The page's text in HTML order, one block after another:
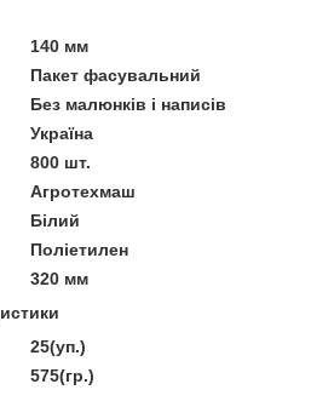
140 мм
Пакет фасувальний
Без малюнків і написів
Україна
800 шт.
Агротехмаш
Білий
Поліетилен
320 мм
25(уп.)
575(гр.)